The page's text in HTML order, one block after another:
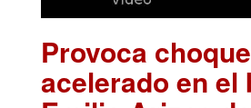
Provoca
acelerado en el